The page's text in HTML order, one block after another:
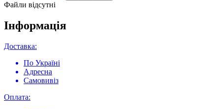
Файли відсутні
Інформація
Доставка:
По Україні
Адресна
Самовивіз
Оплата: